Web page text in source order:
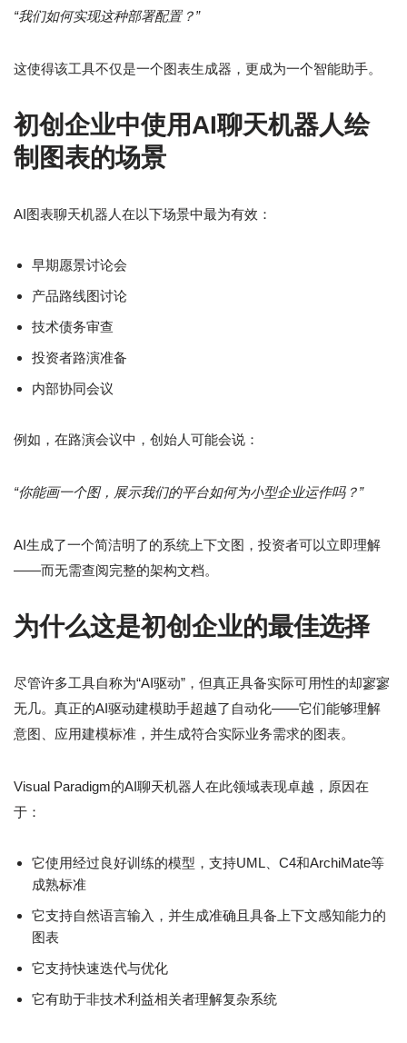
“我们如何实现这种部署配置？”
这使得该工具不仅是一个图表生成器，更成为一个智能助手。
初创企业中使用AI聊天机器人绘
制图表的场景
AI图表聊天机器人在以下场景中最为有效：
早期愿景讨论会
产品路线图讨论
技术债务审查
投资者路演准备
内部协同会议
例如，在路演会议中，创始人可能会说：
“你能画一个图，展示我们的平台如何为小型企业运作吗？”
AI生成了一个简洁明了的系统上下文图，投资者可以立即理解
——而无需查阅完整的架构文档。
为什么这是初创企业的最佳选择
尽管许多工具自称为“AI驱动”，但真正具备实际可用性的却寥寥
无几。真正的AI驱动建模助手超越了自动化——它们能够理解
意图、应用建模标准，并生成符合实际业务需求的图表。
Visual Paradigm的AI聊天机器人在此领域表现卓越，原因在
于：
它使用经过良好训练的模型，支持UML、C4和ArchiMate等
成熟标准
它支持自然语言输入，并生成准确且具备上下文感知能力的
图表
它支持快速迭代与优化
它有助于非技术利益相关者理解复杂系统